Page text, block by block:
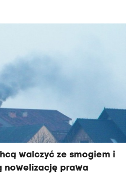
wszystkich budynków
kotłowni z węglowych na
słonecznych.
walczyć ze smogiem i
nowelizację prawa